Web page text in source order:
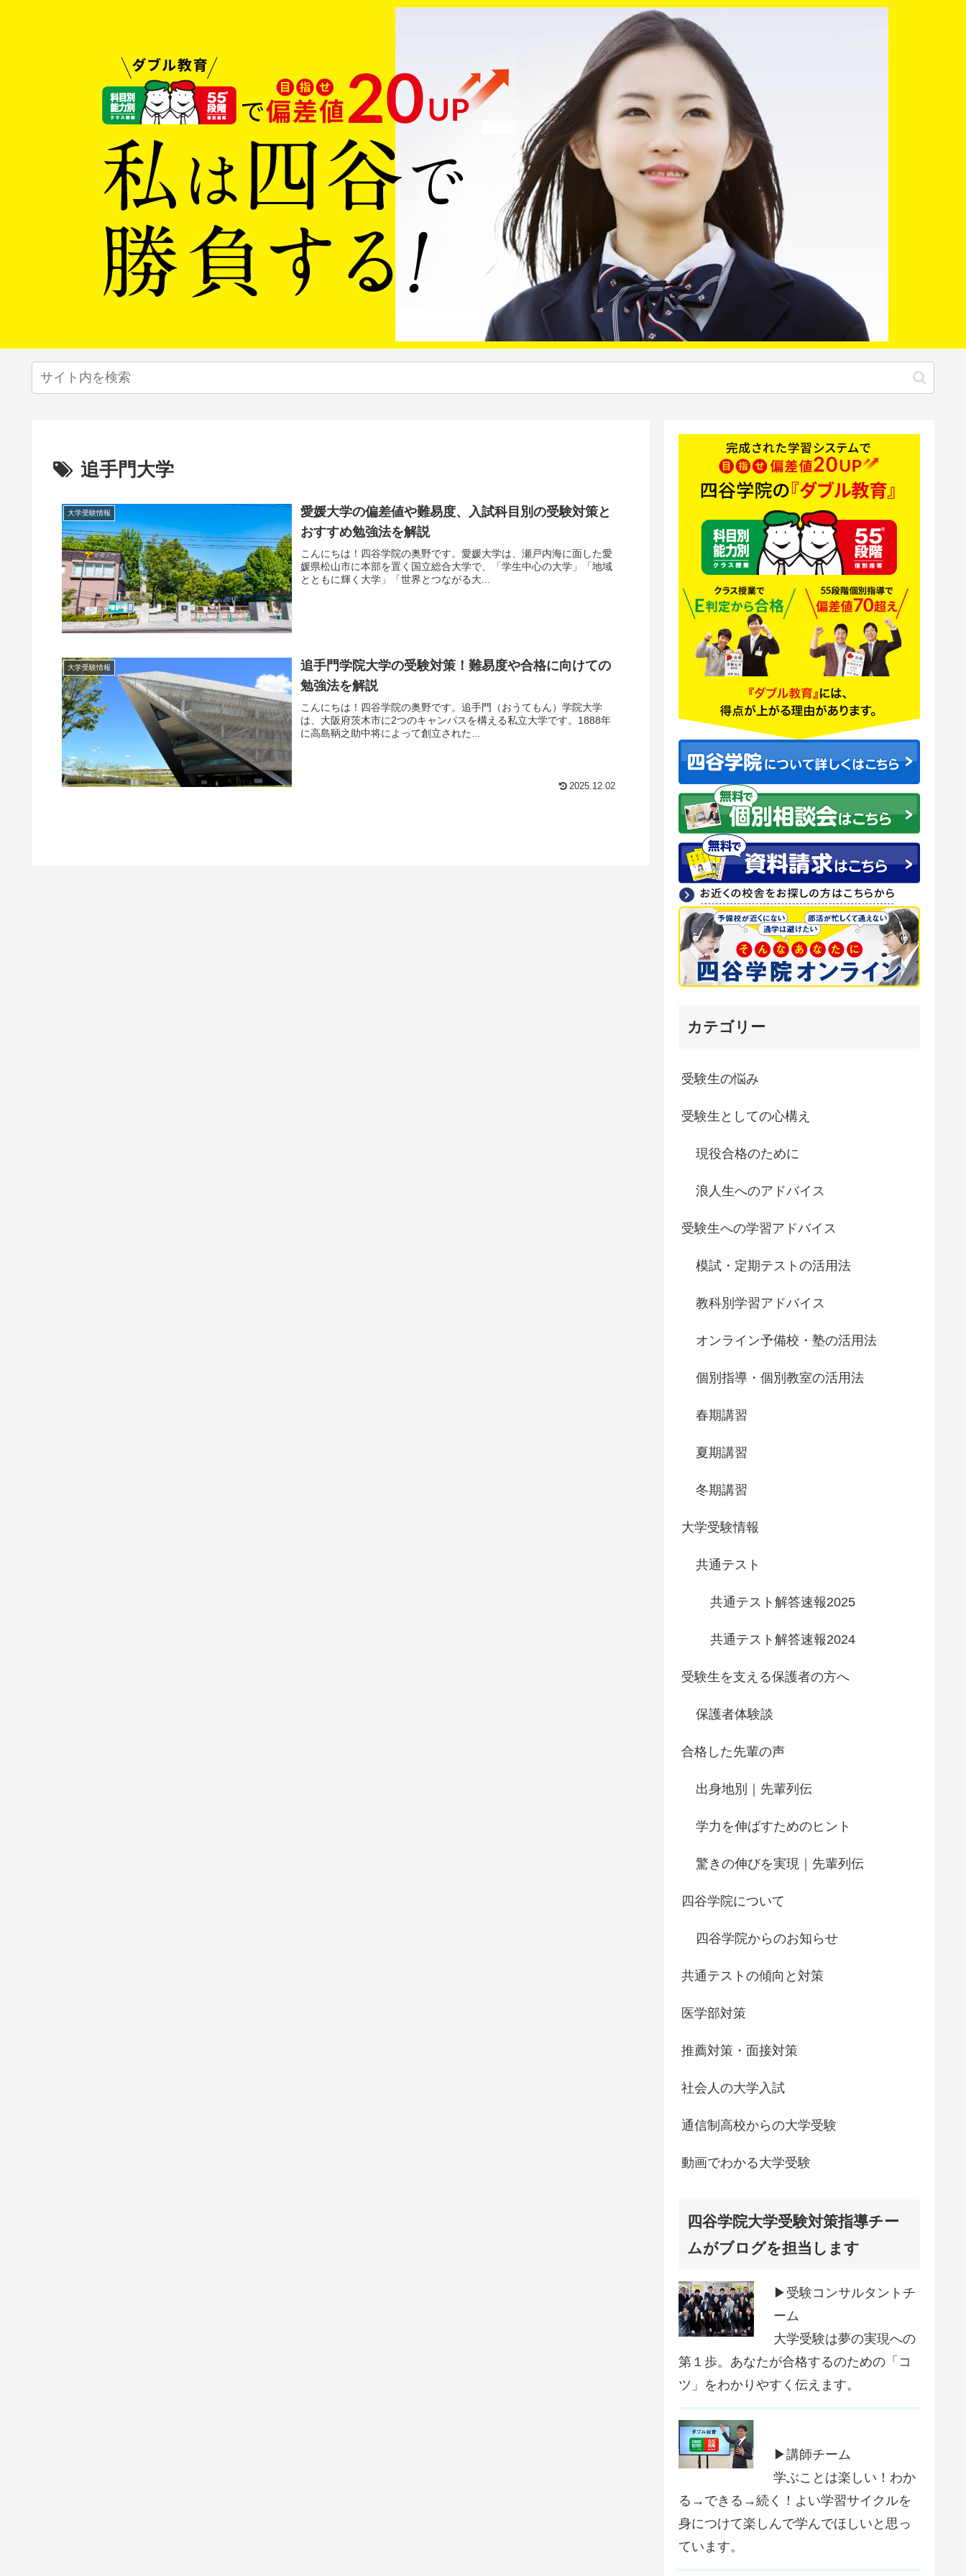
追手門大学
大学受験情報
愛媛大学の偏差値や難易度、入試科目別の受験対策と
おすすめ勉強法を解説
こんにちは！四谷学院の奥野です。愛媛大学は、瀬戸内海に面した愛
媛県松山市に本部を置く国立総合大学で、「学生中心の大学」「地域
とともに輝く大学」「世界とつながる大...
大学受験情報
追手門学院大学の受験対策！難易度や合格に向けての
勉強法を解説
こんにちは！四谷学院の奥野です。追手門（おうてもん）学院大学
は、大阪府茨木市に2つのキャンパスを構える私立大学です。1888年
に高島鞆之助中将によって創立された...
2025.12.02
カテゴリー
受験生の悩み
受験生としての心構え
現役合格のために
浪人生へのアドバイス
受験生への学習アドバイス
模試・定期テストの活用法
教科別学習アドバイス
オンライン予備校・塾の活用法
個別指導・個別教室の活用法
春期講習
夏期講習
冬期講習
大学受験情報
共通テスト
共通テスト解答速報2025
共通テスト解答速報2024
受験生を支える保護者の方へ
保護者体験談
合格した先輩の声
出身地別｜先輩列伝
学力を伸ばすためのヒント
驚きの伸びを実現｜先輩列伝
四谷学院について
四谷学院からのお知らせ
共通テストの傾向と対策
医学部対策
推薦対策・面接対策
社会人の大学入試
通信制高校からの大学受験
動画でわかる大学受験
四谷学院大学受験対策指導チー
ムがブログを担当します
▶受験コンサルタントチ
ーム
大学受験は夢の実現への
第１歩。あなたが合格するのための「コ
ツ」をわかりやすく伝えます。
▶講師チーム
学ぶことは楽しい！わか
る→できる→続く！よい学習サイクルを
身につけて楽しんで学んでほしいと思っ
ています。